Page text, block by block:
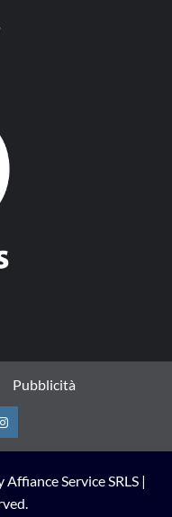
Pubblicità
Instagram
Service SRLS |